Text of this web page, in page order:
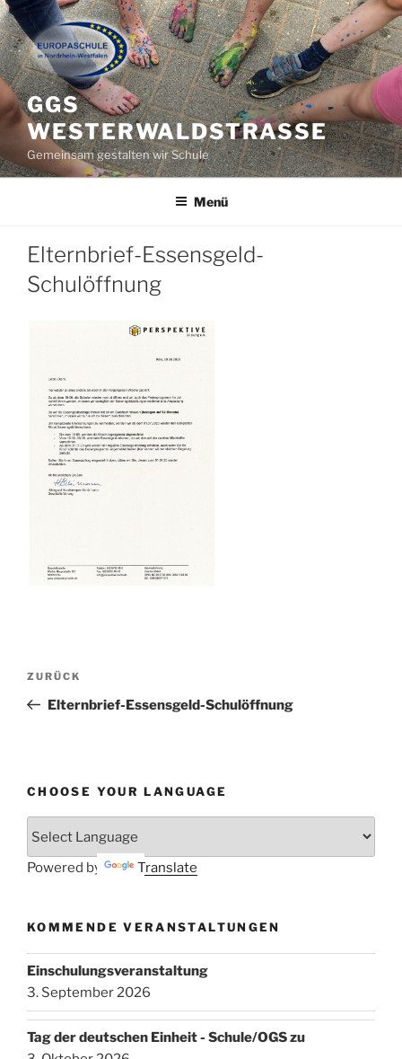
Zum
Inhalt
springen
GGS
WESTERWALDSTRASSE
Gemeinsam gestalten wir Schule
Menü
Elternbrief-Essensgeld-
Schulöffnung
Beitragsnavigation
Vorheriger
Beitrag
ZURÜCK
Elternbrief-Essensgeld-Schulöffnung
CHOOSE YOUR LANGUAGE
Powered by Translate
KOMMENDE VERANSTALTUNGEN
Einschulungsveranstaltung
3. September 2026
Tag der deutschen Einheit - Schule/OGS zu